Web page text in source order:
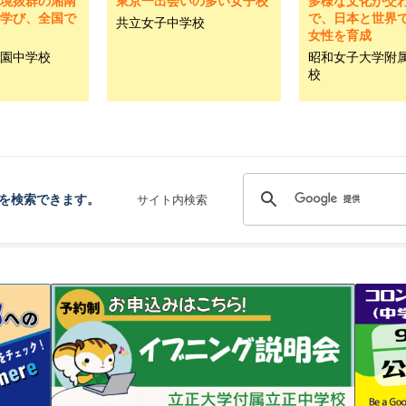
び、全国で
中学校
共立女子中学校
で、日本と世界
女性を育成
昭和女子大学附
校
検索できます。 サイト内検索